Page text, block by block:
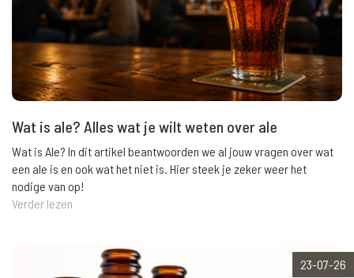
Wat is ale? Alles wat je wilt weten over ale
Wat is Ale? In dit artikel beantwoorden we al jouw vragen over wat
een ale is en ook wat het niet is. Hier steek je zeker weer het
nodige van op!
Verder lezen
23-07-26